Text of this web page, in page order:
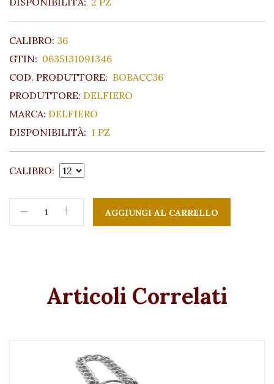
CALIBRO: 36
GTIN: 0635131091346
COD. PRODUTTORE: BOBACC36
PRODUTTORE: DELFIERO
MARCA: DELFIERO
DISPONIBILITÀ: 1 PZ
CALIBRO:
- +
Articoli Correlati